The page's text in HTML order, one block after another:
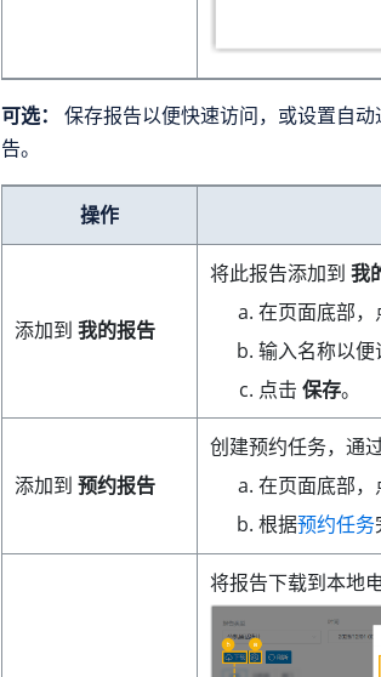
可选：
保存报告以便快速访问，或设置自
告。
操作
添加到 我的报告
将此报告添加到 我
在页面底部
输入名称以
点击 保存。
添加到 预约报告
创建预约任务，通
在页面底部
根据预约任务
将报告下载到本地